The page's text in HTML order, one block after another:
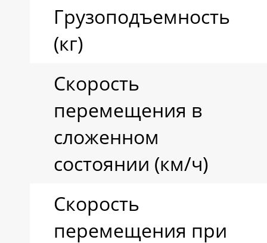
Грузоподъемность
(кг)
Скорость
перемещения в
сложенном
состоянии (км/ч)
Скорость
перемещения при